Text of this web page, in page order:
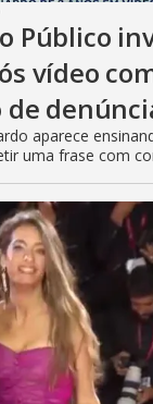
Público
vídeo
aparece
uma frase com